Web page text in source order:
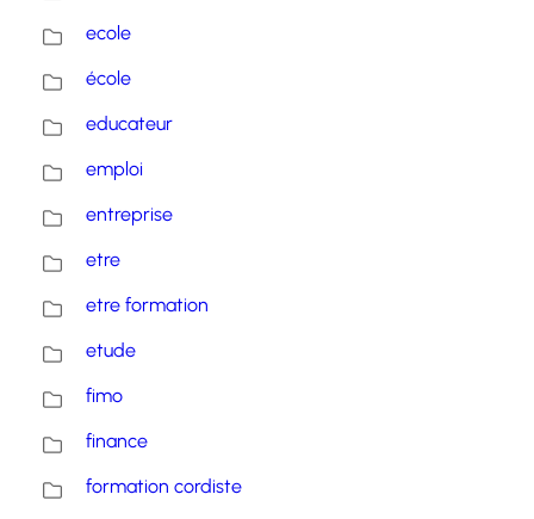
ecole
école
educateur
emploi
entreprise
etre
etre formation
etude
fimo
finance
formation cordiste